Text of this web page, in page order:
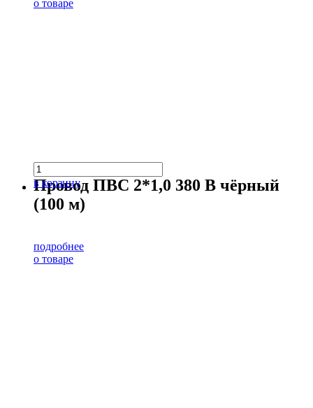
о товаре
в корзину
Провод ПВС 2*1,0 380 В чёрный
(100 м)
подробнее
о товаре